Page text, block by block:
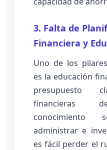
3. Falta de
Financiera y
Uno de los
es la educación
presupuesto
financieras
conocimiento
administrar e
es fácil perder el